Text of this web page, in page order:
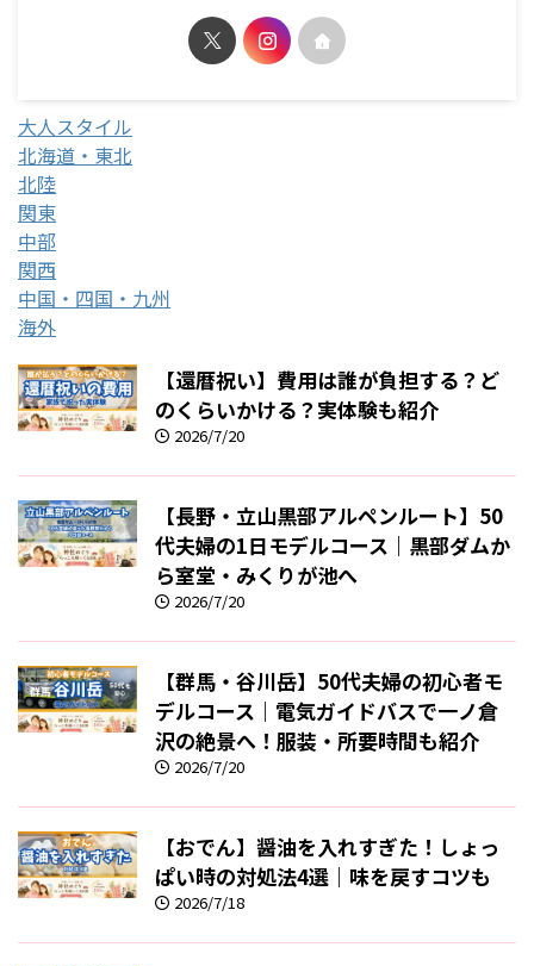
大人スタイル
北海道・東北
北陸
関東
中部
関西
中国・四国・九州
海外
【還暦祝い】費用は誰が負担する？ど
のくらいかける？実体験も紹介
2026/7/20
【長野・立山黒部アルペンルート】50
代夫婦の1日モデルコース｜黒部ダムか
ら室堂・みくりが池へ
2026/7/20
【群馬・谷川岳】50代夫婦の初心者モ
デルコース｜電気ガイドバスで一ノ倉
沢の絶景へ！服装・所要時間も紹介
2026/7/20
【おでん】醤油を入れすぎた！しょっ
ぱい時の対処法4選｜味を戻すコツも
2026/7/18